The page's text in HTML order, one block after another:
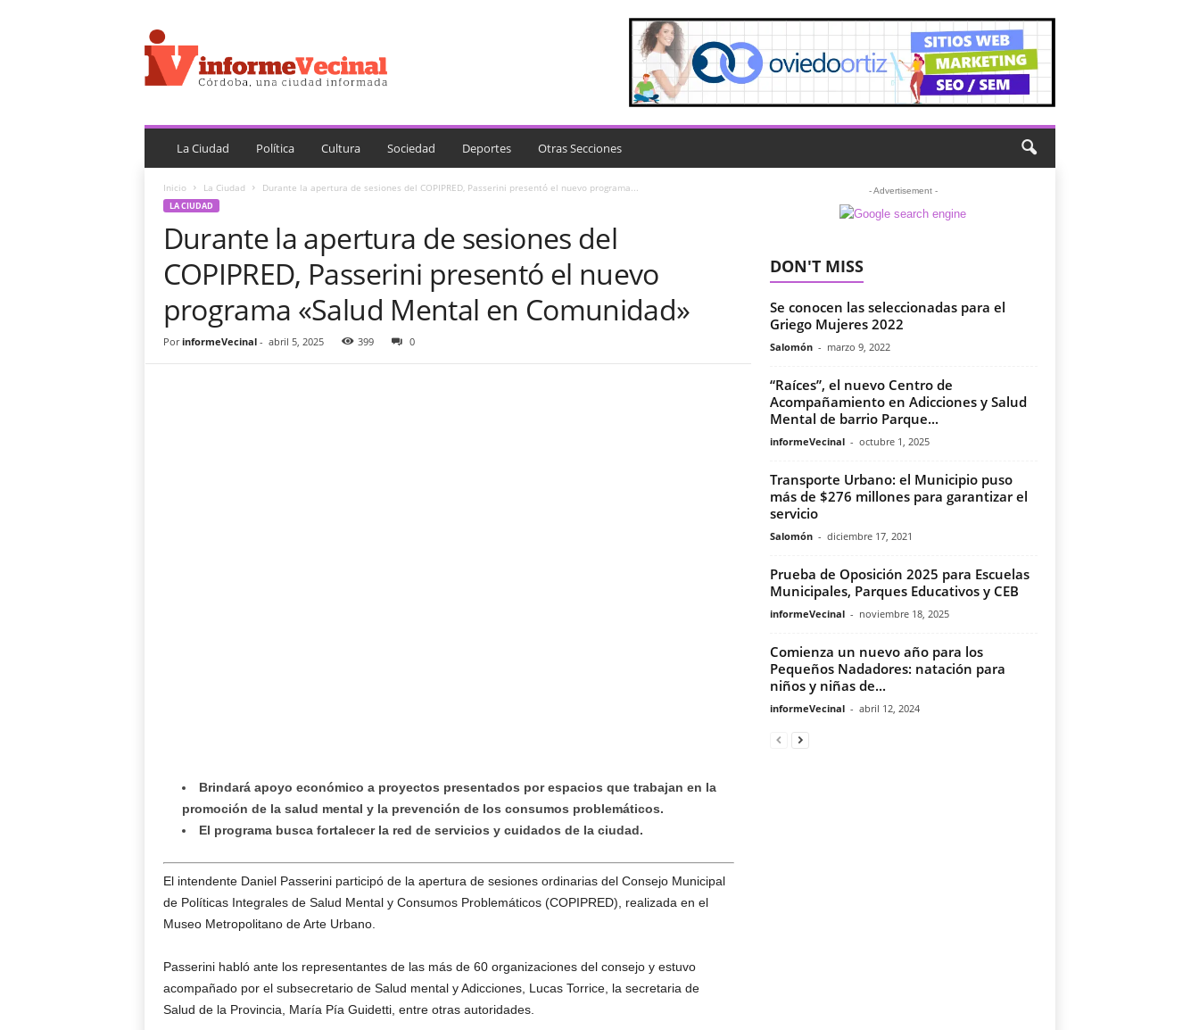
n
f
o
e
e
La Ciudad Política Cultura Sociedad Deportes Otras Secciones
Inicio La Ciudad Durante la apertura de sesiones del COPIPRED, Passerini presentó el nuevo programa...
LA CIUDAD
Durante la apertura de sesiones del
COPIPRED, Passerini presentó el nuevo
programa «Salud Mental en Comunidad»
Por informeVecinal- abril 5, 2025 399 0
Brindará apoyo económico a proyectos presentados por espacios que trabajan en la
promoción de la salud mental y la prevención de los consumos problemáticos.
El programa busca fortalecer la red de servicios y cuidados de la ciudad.
El intendente Daniel Passerini participó de la apertura de sesiones ordinarias del Consejo Municipal
de Políticas Integrales de Salud Mental y Consumos Problemáticos (COPIPRED), realizada en el
Museo Metropolitano de Arte Urbano.
Passerini habló ante los representantes de las más de 60 organizaciones del consejo y estuvo
acompañado por el subsecretario de Salud mental y Adicciones, Lucas Torrice, la secretaria de
Salud de la Provincia, María Pía Guidetti, entre otras autoridades.
- Advertisement -
DON'T MISS
Se conocen las seleccionadas para el
Griego Mujeres 2022
Salomón - marzo 9, 2022
“Raíces”, el nuevo Centro de
Acompañamiento en Adicciones y Salud
Mental de barrio Parque...
informeVecinal - octubre 1, 2025
Transporte Urbano: el Municipio puso
más de $276 millones para garantizar el
servicio
Salomón - diciembre 17, 2021
Prueba de Oposición 2025 para Escuelas
Municipales, Parques Educativos y CEB
informeVecinal - noviembre 18, 2025
Comienza un nuevo año para los
Pequeños Nadadores: natación para
niños y niñas de...
informeVecinal - abril 12, 2024